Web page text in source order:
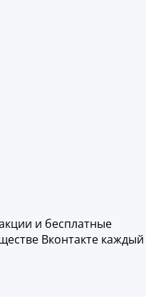
и бесплатные
Вконтакте каждый